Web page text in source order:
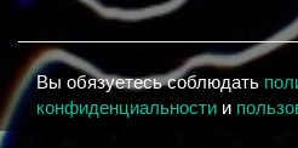
Вы обязуетесь соблюдать
конфиденциальности и